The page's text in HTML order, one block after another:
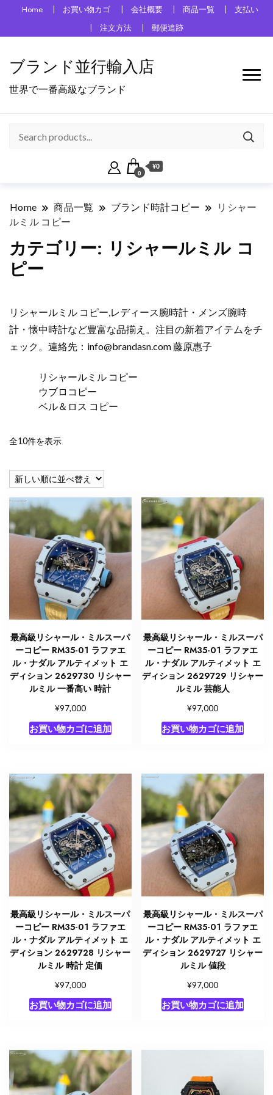
Home お買い物カゴ 会社概要 商品一覧
支払い
注文方法
郵便追跡
ブランド並行輸入店
世界で一番高級なブランド
0
¥0
Home 商品一覧 ブランド時計コピー
リシャー
ルミル コピー
カテゴリー: リシャールミル コ
ピー
リシャールミル コピー,レディース腕時計・メンズ腕時
計・懐中時計など豊富な品揃え。注目の新着アイテムをチ
ェック。連絡先： info@brandasn.com藤原惠子
リシャールミル コピー
ウブロコピー
ベル＆ロス コピー
全10件を表示新
い
順
最高級リシャール・ミルスーパ
ーコピー RM35-01 ラファエ
ル・ナダル アルティメット エ
ディション 2629730 リシャー
ルミル 一番高い 時計
¥97,000
お買い物カゴに追加
最高級リシャール・ミルスーパ
ーコピー RM35-01 ラファエ
ル・ナダル アルティメット エ
ディション 2629729 リシャー
ルミル 芸能人
¥97,000
お買い物カゴに追加
最高級リシャール・ミルスーパ
ーコピー RM35-01 ラファエ
ル・ナダル アルティメット エ
ディション 2629728 リシャー
ルミル 時計 定価
¥97,000
お買い物カゴに追加
最高級リシャール・ミルスーパ
ーコピー RM35-01 ラファエ
ル・ナダル アルティメット エ
ディション 2629727 リシャー
ルミル 値段
¥97,000
お買い物カゴに追加